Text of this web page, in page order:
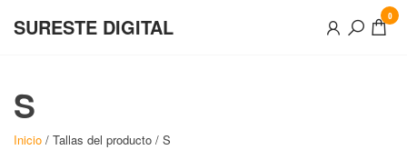
SURESTE DIGITAL 0
S
Inicio / Tallas del producto / S